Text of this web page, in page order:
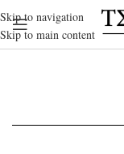
Skip to navigation
Skip to main content